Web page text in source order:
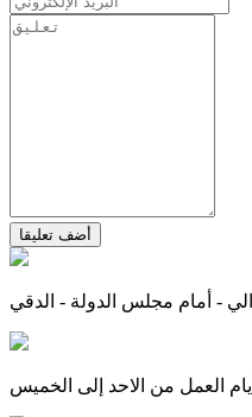
أضف تعليقا
أيام العمل من الاحد إلى الخميس